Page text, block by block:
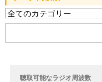
聴取可能なラジオ周波数